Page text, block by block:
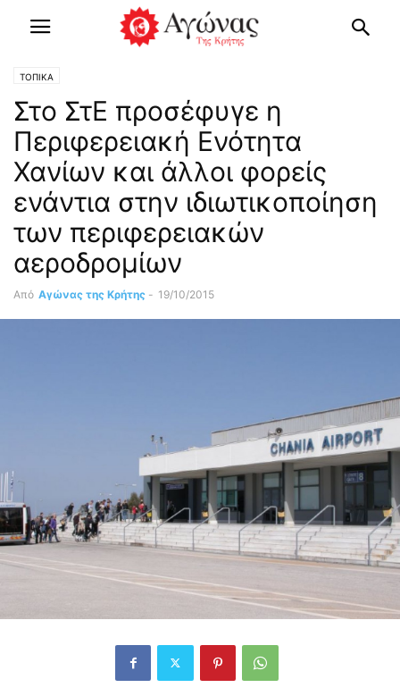
ΤΟΠΙΚΑ
Στο ΣτΕ προσέφυγε η
Περιφερειακή Ενότητα
Χανίων και άλλοι φορείς
ενάντια στην ιδιωτικοποίηση
των περιφερειακών
αεροδρομίων
Από Αγώνας της Κρήτης - 19/10/2015